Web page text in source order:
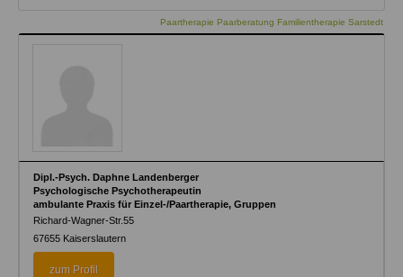
Paartherapie Paarberatung Familientherapie Sarstedt
Dipl.-Psych. Daphne Landenberger
Psychologische Psychotherapeutin
ambulante Praxis für Einzel-/Paartherapie, Gruppen
Richard-Wagner-Str.55
67655 Kaiserslautern
zum Profil